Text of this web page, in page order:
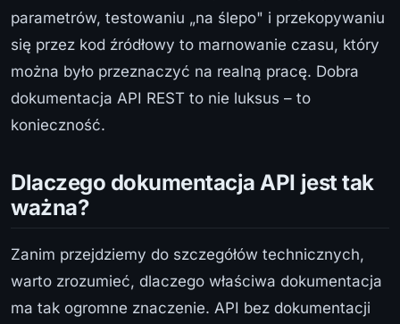
parametrów, testowaniu „na ślepo" i przekopywaniu
się przez kod źródłowy to marnowanie czasu, który
można było przeznaczyć na realną pracę. Dobra
dokumentacja API REST to nie luksus – to
konieczność.
Dlaczego dokumentacja API jest tak
ważna?
Zanim przejdziemy do szczegółów technicznych,
warto zrozumieć, dlaczego właściwa dokumentacja
ma tak ogromne znaczenie. API bez dokumentacji